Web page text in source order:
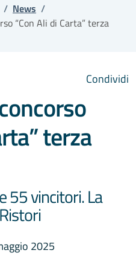
/ News /
“Con Ali di Carta” terza
Condividi
terza
55 vincitori. La
2025